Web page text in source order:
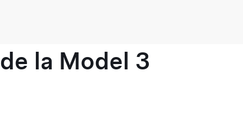
la Model 3